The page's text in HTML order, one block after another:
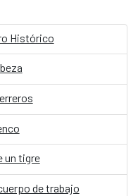
Histórico
un tigre
de trabajo